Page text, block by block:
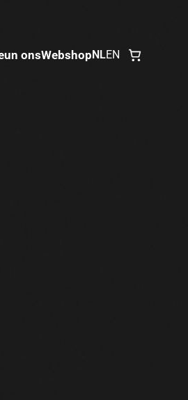
onsWebshopNLEN